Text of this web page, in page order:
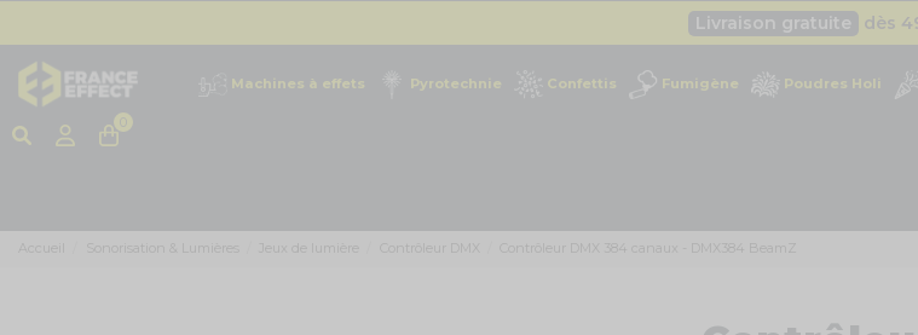
Livraison gratuite dès
Besoin d'un devis pro ?
Livraison gratuite dès 49
Machines à effets Pyrotechnie Confettis Fumigène Poudres Holi
Accueil Sonorisation & Lumières Jeux de lumière Contrôleur DMX Contrôleur DMX 384 canaux - DMX384 BeamZ